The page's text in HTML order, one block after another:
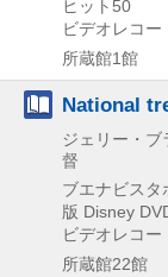
ヒット50
ビデオレコ
所蔵館1館
National
ジェリー・ブ
督
ブエナビスタ
版 Disney
ビデオレコ
所蔵館22館